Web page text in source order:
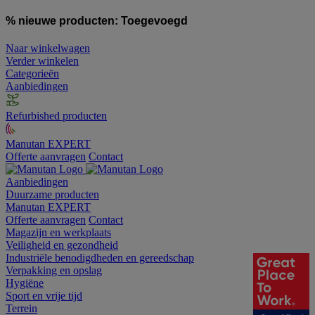
% nieuwe producten: Toegevoegd
Naar winkelwagen
Verder winkelen
Categorieën
Aanbiedingen
Refurbished producten
Manutan EXPERT
Offerte aanvragen Contact
Aanbiedingen
Duurzame producten
Manutan EXPERT
Offerte aanvragen Contact
Magazijn en werkplaats
Veiligheid en gezondheid
Industriële benodigdheden en gereedschap
Verpakking en opslag
Hygiëne
Sport en vrije tijd
Terrein